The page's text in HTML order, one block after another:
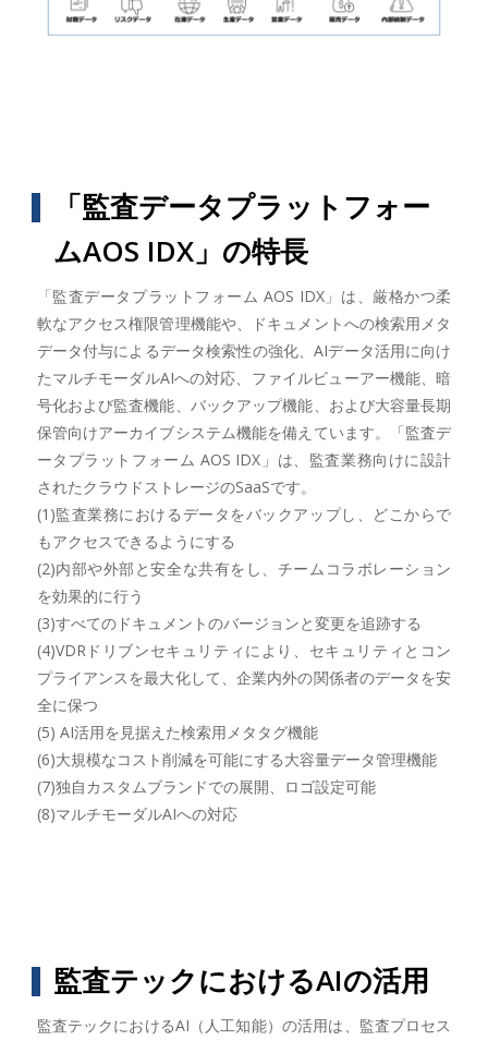
「監査データプラットフォー
ムAOS IDX」の特長
「監査データプラットフォーム AOS IDX」は、厳格かつ柔
軟なアクセス権限管理機能や、ドキュメントへの検索用メタ
データ付与によるデータ検索性の強化、AIデータ活用に向け
たマルチモーダルAIへの対応、ファイルビューアー機能、暗
号化および監査機能、バックアップ機能、および大容量長期
保管向けアーカイブシステム機能を備えています。「監査デ
ータプラットフォーム AOS IDX」は、監査業務向けに設計
されたクラウドストレージのSaaSです。
(1)監査業務におけるデータをバックアップし、どこからで
もアクセスできるようにする
(2)内部や外部と安全な共有をし、チームコラボレーション
を効果的に行う
(3)すべてのドキュメントのバージョンと変更を追跡する
(4)VDRドリブンセキュリティにより、セキュリティとコン
プライアンスを最大化して、企業内外の関係者のデータを安
全に保つ
(5) AI活用を見据えた検索用メタタグ機能
(6)大規模なコスト削減を可能にする大容量データ管理機能
(7)独自カスタムブランドでの展開、ロゴ設定可能
(8)マルチモーダルAIへの対応
監査テックにおけるAIの活用
監査テックにおけるAI（人工知能）の活用は、監査プロセス